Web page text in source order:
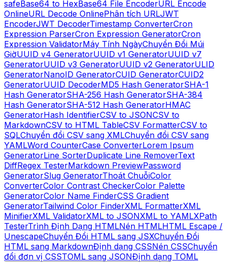
safeBase64 to HexBase64 File EncoderURL Encode
OnlineURL Decode OnlinePhân tích URLJWT
EncoderJWT DecoderTimestamp ConverterCron
Expression ParserCron Expression GeneratorCron
Expression ValidatorMáy Tính NgàyChuyển Đổi Múi
GiờUUID v4 GeneratorUUID v1 GeneratorUUID v7
GeneratorUUID v3 GeneratorUUID v2 GeneratorULID
GeneratorNanoID GeneratorCUID GeneratorCUID2
GeneratorUUID DecoderMD5 Hash GeneratorSHA-1
Hash GeneratorSHA-256 Hash GeneratorSHA-384
Hash GeneratorSHA-512 Hash GeneratorHMAC
GeneratorHash IdentifierCSV to JSONCSV to
MarkdownCSV to HTML TableCSV FormatterCSV to
SQLChuyển đổi CSV sang XMLChuyển đổi CSV sang
YAMLWord CounterCase ConverterLorem Ipsum
GeneratorLine SorterDuplicate Line RemoverText
DiffRegex TesterMarkdown PreviewPassword
GeneratorSlug GeneratorThoát ChuỗiColor
ConverterColor Contrast CheckerColor Palette
GeneratorColor Name FinderCSS Gradient
GeneratorTailwind Color FinderXML FormatterXML
MinifierXML ValidatorXML to JSONXML to YAMLXPath
TesterTrình Định Dạng HTMLNén HTMLHTML Escape /
UnescapeChuyển Đổi HTML sang JSXChuyển Đổi
HTML sang MarkdownĐịnh dạng CSSNén CSSChuyển
đổi đơn vị CSSTOML sang JSONĐịnh dạng TOML